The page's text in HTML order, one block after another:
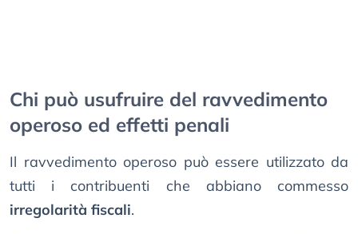
Chi può usufruire del ravvedimento
operoso ed effetti penali
Il ravvedimento operoso può essere utilizzato da
tutti i contribuenti che abbiano commesso
irregolarità fiscali.